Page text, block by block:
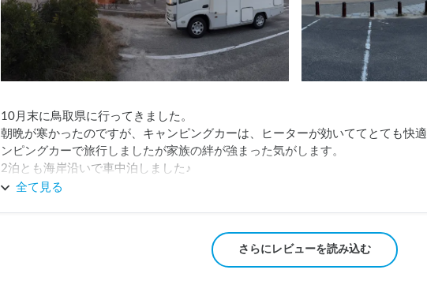
10月末に鳥取県に行ってきました。
朝晩が寒かったのですが、キャンピングカーは、ヒーターが効いててとても快
ンピングカーで旅行しましたが家族の絆が強まった気がします。
2泊とも海岸沿いで車中泊しました♪
またお借りしたいです。ありがとうございました😊
全て見る
さらにレビューを読み込む